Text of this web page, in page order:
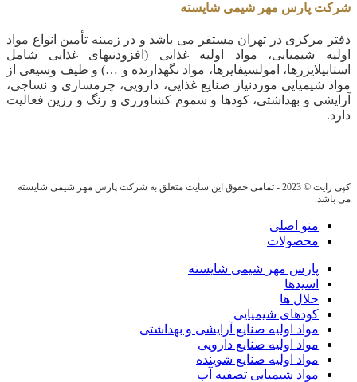
شرکت پارس مهر شیمی شایسته
دفتر مرکزی در تهران مستقر می باشد و در زمینه تأمین انواع مواد
اولیه شیمیایی، مواد اولیه غذایی (افزودنیهای غذایی شامل
استابیلایزرها، امولسیفایرها، مواد نگهدارنده و …) و طیف وسیعی از
مواد شیمیایی موردنیاز صنایع غذایی، دارویی، چرمسازی و نساجی،
آرایشی و بهداشتی، کودها و سموم کشاورزی و رنگ و رزین فعالیت
دارد.
کپی رایت © 2023 - تمامی حقوق این سایت متعلق به شرکت پارس مهر شیمی شایسته
می باشد.
منو اصلی
محصولات
پارس مهر شیمی شایسته
اسیدها
حلال ها
کودهای شیمیایی
مواد اولیه صنایع آرایشی و بهداشتی
مواد اولیه صنایع دارویی
مواد اولیه صنایع شوینده
مواد شیمیایی تصفیه آب